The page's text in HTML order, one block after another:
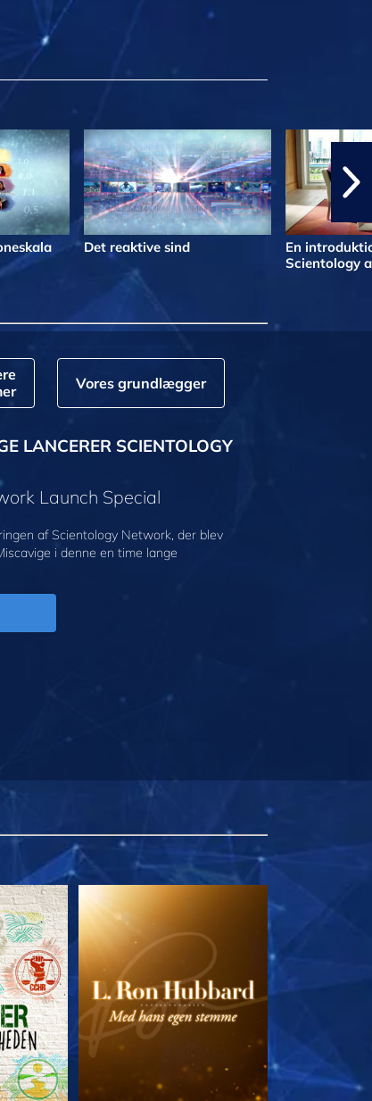
Det reaktive sind
En
Scientology
Vores grundlægger
LANCERER SCIENTOLOGY
Launch Special
af Scientology Network, der blev
i denne en time lange